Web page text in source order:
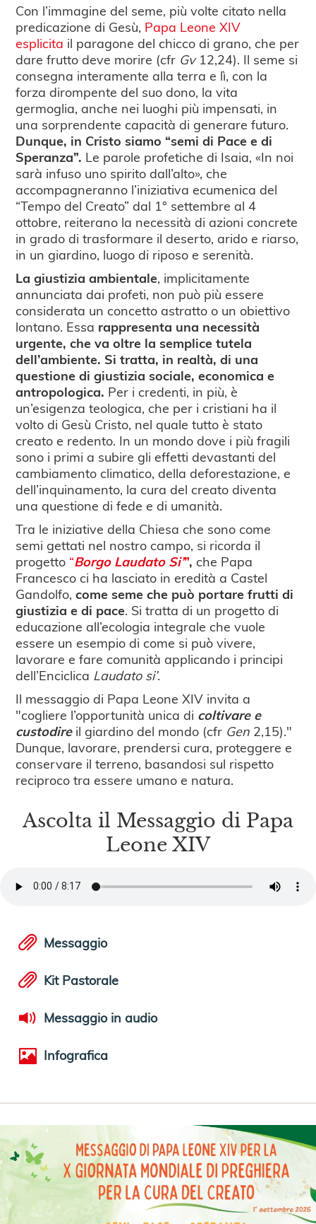
Con l’immagine del seme, più volte citato nella
predicazione di Gesù, Papa Leone XIV
esplicita il paragone del chicco di grano, che per
dare frutto deve morire (cfr Gv12,24). Il seme si
consegna interamente alla terra e lì, con la
forza dirompente del suo dono, la vita
germoglia, anche nei luoghi più impensati, in
una sorprendente capacità di generare futuro.
Dunque, in Cristo siamo “semi di Pace e di
Speranza”. Le parole profetiche di Isaia, «In noi
sarà infuso uno spirito dall’alto», che
accompagneranno l’iniziativa ecumenica del
“Tempo del Creato” dal 1° settembre al 4
ottobre, reiterano la necessità di azioni concrete
in grado di trasformare il deserto, arido e riarso,
in un giardino, luogo di riposo e serenità.
La giustizia ambientale, implicitamente
annunciata dai profeti, non può più essere
considerata un concetto astratto o un obiettivo
lontano. Essa rappresenta una necessità
urgente, che va oltre la semplice tutela
dell’ambiente. Si tratta, in realtà, di una
questione di giustizia sociale, economica e
antropologica. Per i credenti, in più, è
un’esigenza teologica, che per i cristiani ha il
volto di Gesù Cristo, nel quale tutto è stato
creato e redento. In un mondo dove i più fragili
sono i primi a subire gli effetti devastanti del
cambiamento climatico, della deforestazione, e
dell’inquinamento, la cura del creato diventa
una questione di fede e di umanità.
Tra le iniziative della Chiesa che sono come
semi gettati nel nostro campo, si ricorda il
progetto “Borgo Laudato Si’”,che Papa
Francesco ci ha lasciato in eredità a Castel
Gandolfo,come seme che può portare frutti di
giustizia e di pace. Si tratta di un progetto di
educazione all’ecologia integrale che vuole
essere un esempio di come si può vivere,
lavorare e fare comunità applicando i principi
dell’Enciclica Laudato si’.
Il messaggio di Papa Leone XIV invita a
"cogliere l’opportunità unica di coltivare e
custodire il giardino del mondo (cfr Gen 2,15)."
Dunque, lavorare, prendersi cura, proteggere e
conservare il terreno, basandosi sul rispetto
reciproco tra essere umano e natura.
Ascolta il Messaggio di Papa
Leone XIV
Messaggio
Kit Pastorale
Messaggio in audio
Infografica